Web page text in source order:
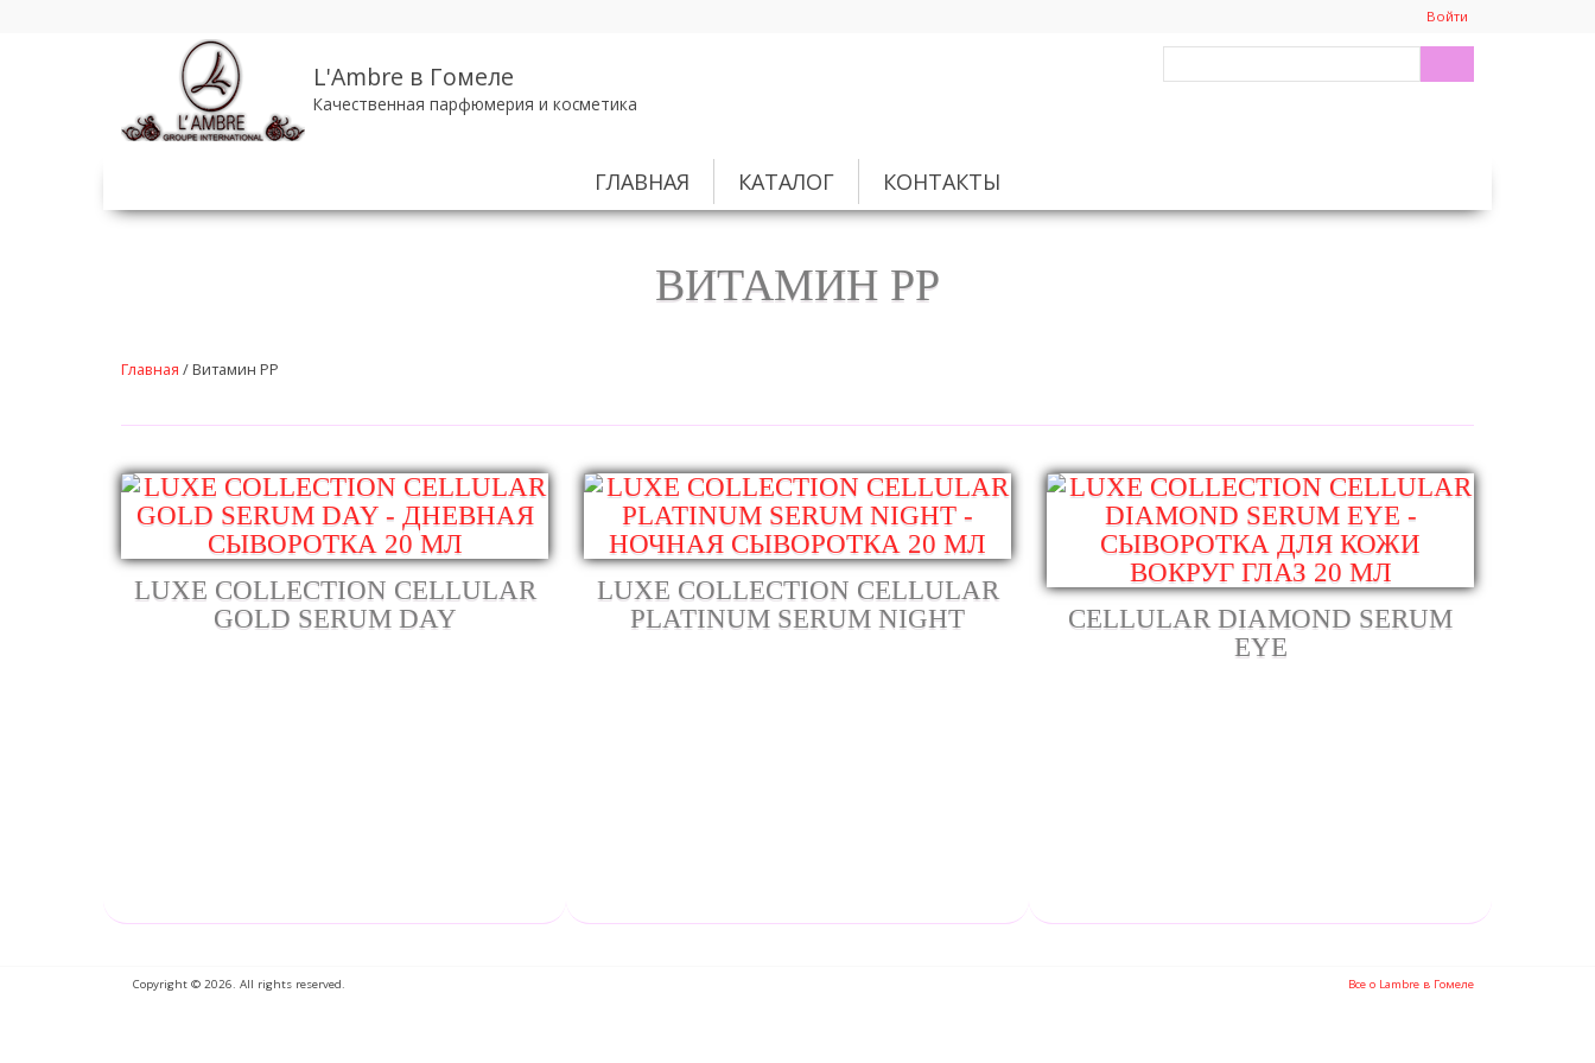
Войти
L'Ambre в Гомеле
Качественная парфюмерия и косметика
ГЛАВНАЯ КАТАЛОГ КОНТАКТЫ
ВИТАМИН РР
Главная /Витамин РР
LUXE COLLECTION CELLULAR
GOLD SERUM DAY
LUXE COLLECTION CELLULAR
PLATINUM SERUM NIGHT
CELLULAR DIAMOND SERUM
EYE
Copyright © 2026. All rights reserved. Все о Lambre в Гомеле